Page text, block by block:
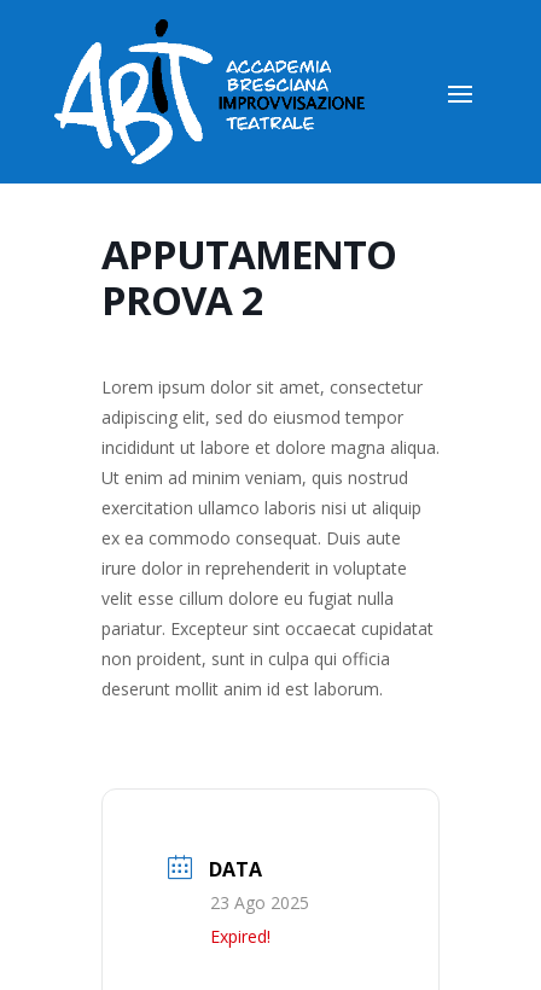
APPUTAMENTO
PROVA 2
Lorem ipsum dolor sit amet, consectetur
adipiscing elit, sed do eiusmod tempor
incididunt ut labore et dolore magna aliqua.
Ut enim ad minim veniam, quis nostrud
exercitation ullamco laboris nisi ut aliquip
ex ea commodo consequat. Duis aute
irure dolor in reprehenderit in voluptate
velit esse cillum dolore eu fugiat nulla
pariatur. Excepteur sint occaecat cupidatat
non proident, sunt in culpa qui officia
deserunt mollit anim id est laborum.
DATA
23 Ago 2025
Expired!